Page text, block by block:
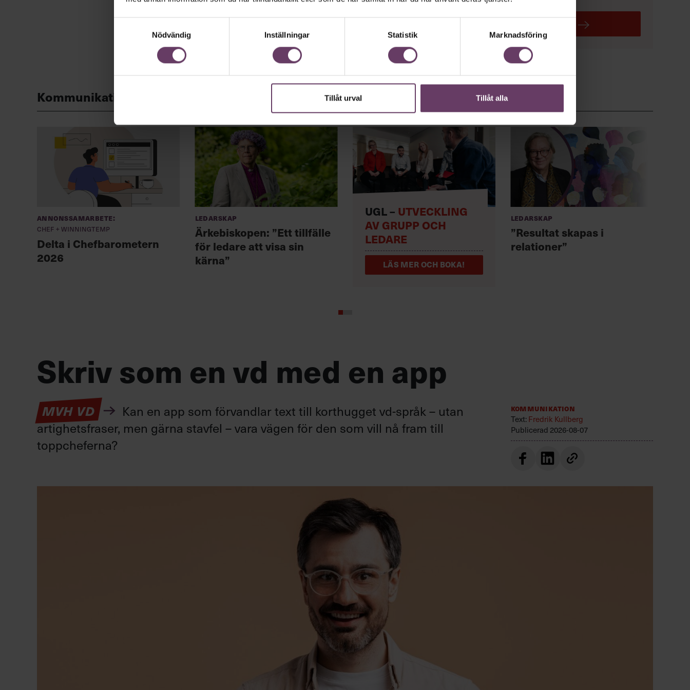
Nödvändig
Inställningar Statistik Marknadsföring
Tillåt urval Tillåt alla
Kommunikation
Annonssamarbete:
Chef + Winningtemp
Delta i Chefbarometern
2026
Ledarskap
Ärkebiskopen: ”Ett tillfälle
för ledare att visa sin
kärna”
UGL – UTVECKLING
AV GRUPP OCH
LEDARE
LÄS MER OCH BOKA!
Ledarskap
”Resultat skapas i
relationer”
Skriv som en vd med en app
MVH VD
Kan en app som förvandlar text till korthugget vd-språk – utan
artighetsfraser, men gärna stavfel – vara vägen för den som vill nå fram till
toppcheferna?
Kommunikation
Text:Fredrik Kullberg
Publicerad 2026-08-07